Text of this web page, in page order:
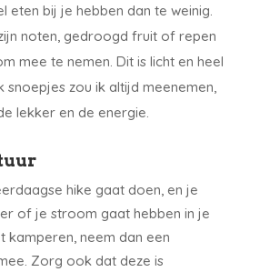
eten bij je hebben dan te weinig.
noten, gedroogd fruit of repen
mee te nemen. Dit is licht en heel
snoepjes zou ik altijd meenemen,
lekker en de energie.
hike gaat doen, en je
of je stroom gaat hebben in je
kamperen, neem dan een
Zorg ook dat deze is